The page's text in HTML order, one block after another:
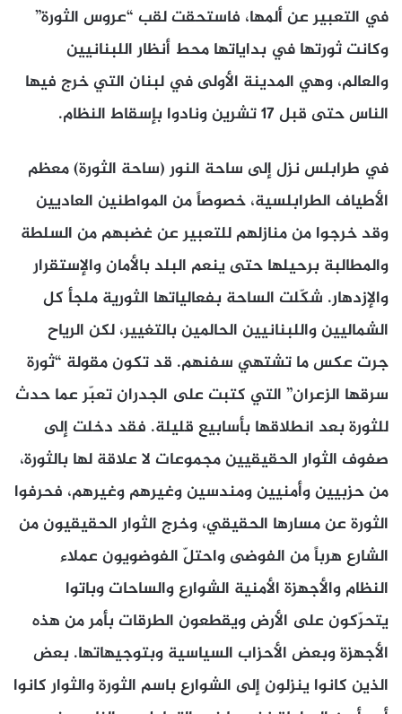
في التعبير عن ألمها، فاستحقت لقب “عروس الثورة”
وكانت ثورتها في بداياتها محط أنظار اللبنانيين
والعالم، وهي المدينة الأولى في لبنان التي خرج فيها
الناس حتى قبل 17 تشرين ونادوا بإسقاط النظام.
في طرابلس نزل إلى ساحة النور (ساحة الثورة) معظم
الأطياف الطرابلسية، خصوصاً من المواطنين العاديين
وقد خرجوا من منازلهم للتعبير عن غضبهم من السلطة
والمطالبة برحيلها حتى ينعم البلد بالأمان والإستقرار
والإزدهار. شكّلت الساحة بفعالياتها الثورية ملجأ كل
الشماليين واللبنانيين الحالمين بالتغيير، لكن الرياح
جرت عكس ما تشتهي سفنهم. قد تكون مقولة “ثورة
سرقها الزعران” التي كتبت على الجدران تعبّر عما حدث
للثورة بعد انطلاقها بأسابيع قليلة. فقد دخلت إلى
صفوف الثوار الحقيقيين مجموعات لا علاقة لها بالثورة،
من حزبيين وأمنيين ومندسين وغيرهم وغيرهم، فحرفوا
الثورة عن مسارها الحقيقي، وخرج الثوار الحقيقيون من
الشارع هرباً من الفوضى واحتلّ الفوضويون عملاء
النظام والأجهزة الأمنية الشوارع والساحات وباتوا
يتحرّكون على الأرض ويقطعون الطرقات بأمر من هذه
الأجهزة وبعض الأحزاب السياسية وبتوجيهاتها. بعض
الذين كانوا ينزلون إلى الشوارع باسم الثورة والثوار كانوا